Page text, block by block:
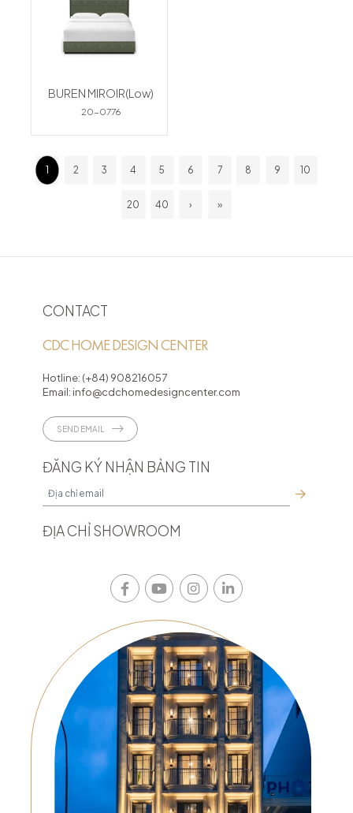
BUREN MIROIR(Low)
20-0776
1 2 3 4 5 6 7 8 9 10
20 40 › »
CONTACT
CDC HOME DESIGN CENTER
Hotline: (+84) 908216057
Email: info@cdchomedesigncenter.com
SEND EMAIL
ĐĂNG KÝ NHẬN BẢNG TIN
ĐỊA CHỈ SHOWROOM